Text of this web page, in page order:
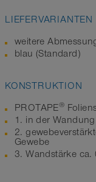
LIEFERVARIANTEN
weitere
blau (Standard)
KONSTRUKTION
PROTAPE®
1. in der
2.
Gewebe
3. Wandstärke ca.